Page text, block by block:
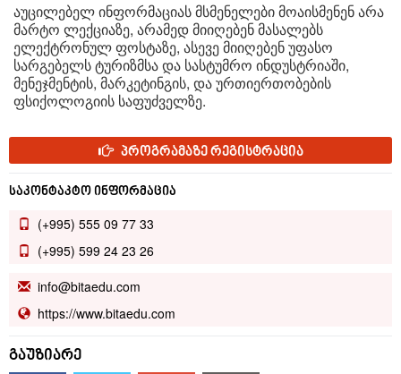
აუცილებელ ინფორმაციას მსმენელები მოაისმენენ არა
მარტო ლექციაზე, არამედ მიიღებენ მასალებს
ელექტრონულ ფოსტაზე, ასევე მიიღებენ უფასო
სარგებელს ტურიზმსა და სასტუმრო ინდუსტრიაში,
მენეჯმენტის, მარკეტინგის, და ურთიერთობების
ფსიქოლოგიის საფუძველზე.
პროგრამაზე რეგისტრაცია
საკონტაკტო ინფორმაცია
(+995) 555 09 77 33
(+995) 599 24 23 26
info@bitaedu.com
https://www.bitaedu.com
გაუზიარე